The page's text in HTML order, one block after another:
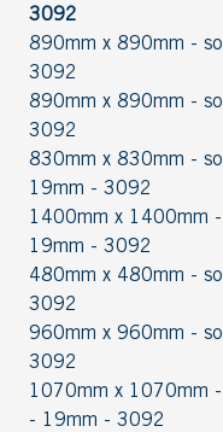
3092
890mm x 890mm -
3092
890mm x 890mm -
3092
830mm x 830mm -
19mm - 3092
1400mm x 1400mm -
19mm - 3092
480mm x 480mm -
3092
960mm x 960mm -
3092
1070mm x 1070mm -
- 19mm - 3092